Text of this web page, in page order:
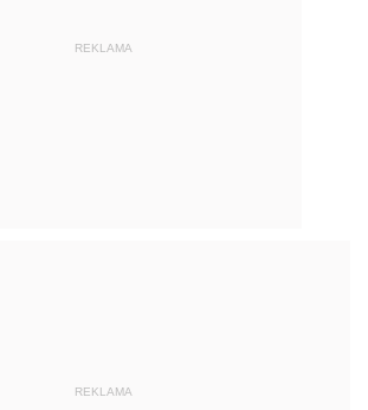
REKLAMA
REKLAMA